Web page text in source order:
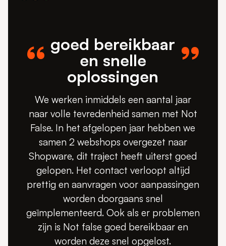
goed bereikbaar
en snelle
oplossingen
We werken inmiddels een aantal jaar
naar volle tevredenheid samen met Not
False. In het afgelopen jaar hebben we
samen 2 webshops overgezet naar
Shopware, dit traject heeft uiterst goed
gelopen. Het contact verloopt altijd
prettig en aanvragen voor aanpassingen
worden doorgaans snel
geïmplementeerd. Ook als er problemen
zijn is Not false goed bereikbaar en
worden deze snel opgelost.